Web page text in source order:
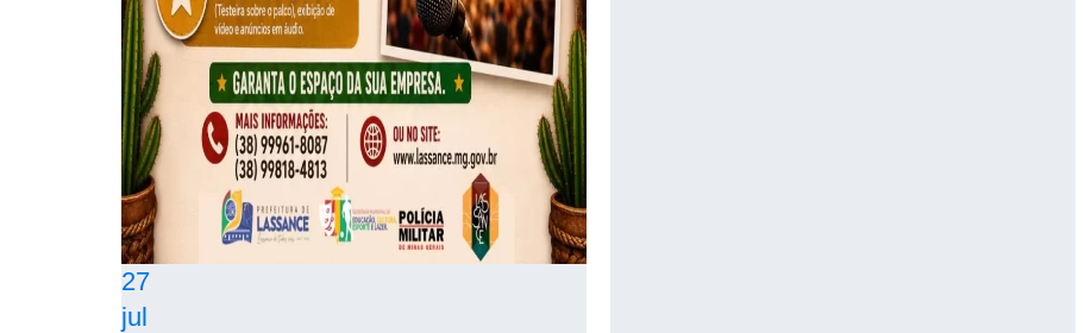
27
jul